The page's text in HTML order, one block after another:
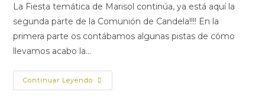
La Fiesta temática de Marisol continúa, ya está aquí la
segunda parte de la Comunión de Candela!!!! En la
primera parte os contábamos algunas pistas de cómo
llevamos acabo la…
Continuar Leyendo